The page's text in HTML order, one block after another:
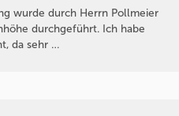
wurde durch Herrn Pollmeier
durchgeführt. Ich habe
da sehr …